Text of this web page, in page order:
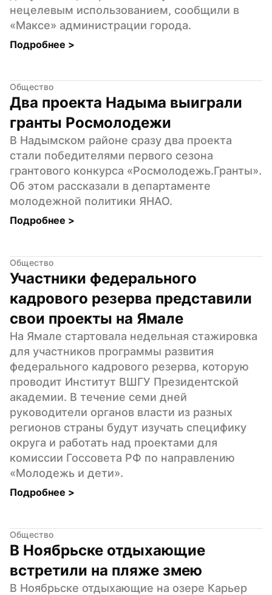
нецелевым использованием, сообщили в
«Максе» администрации города.
Подробнее >
Общество
Два проекта Надыма выиграли
гранты Росмолодежи
В Надымском районе сразу два проекта
стали победителями первого сезона
грантового конкурса «Росмолодежь.Гранты».
Об этом рассказали в департаменте
молодежной политики ЯНАО.
Подробнее >
Общество
Участники федерального
кадрового резерва представили
свои проекты на Ямале
На Ямале стартовала недельная стажировка
для участников программы развития
федерального кадрового резерва, которую
проводит Институт ВШГУ Президентской
академии. В течение семи дней
руководители органов власти из разных
регионов страны будут изучать специфику
округа и работать над проектами для
комиссии Госсовета РФ по направлению
«Молодежь и дети».
Подробнее >
Общество
В Ноябрьске отдыхающие
встретили на пляже змею
В Ноябрьске отдыхающие на озере Карьер